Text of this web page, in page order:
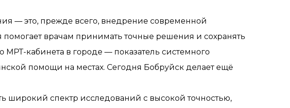
— это, прежде всего, внедрение современной
помогает врачам принимать точные решения и сохранять
кабинета в городе — показатель системного
помощи на местах. Сегодня Бобруйск делает ещё
широкий спектр исследований с высокой точностью,